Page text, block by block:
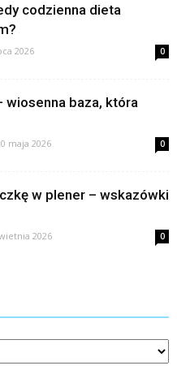
codzienna dieta
2026 0
wiosenna baza, która
maja 2026 0
w plener – wskazówki
2026 0